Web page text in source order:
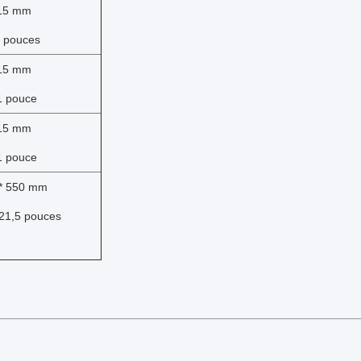
mm
pouces
mm
pouce
mm
pouce
550 mm
pouces